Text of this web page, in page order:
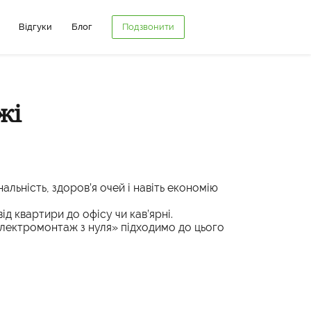
Відгуки Блог Подзвонити
здоров’я очей і навіть економію
квартири до офісу чи кав’ярні.
з нуля» підходимо до цього